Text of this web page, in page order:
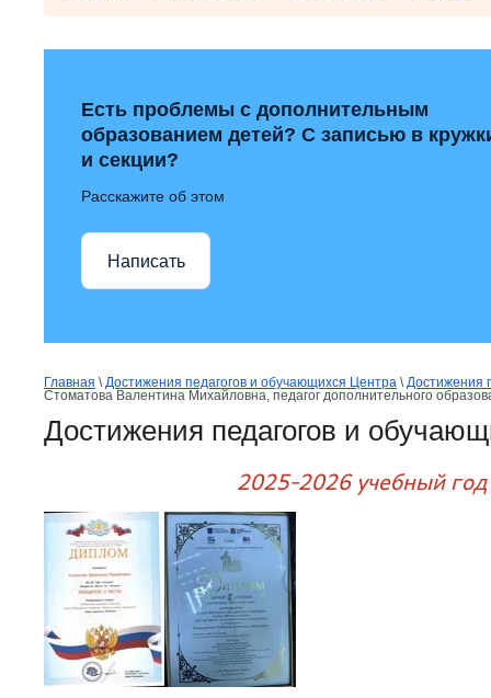
Есть проблемы с дополнительным
образованием детей? С записью в
и секции?
Расскажите об этом
Написать
Главная \ Достижения педагогов и обучающихся Центра \ Достижения
Стоматова Валентина Михайловна, педагог дополнительного
Достижения педагогов и
2025-2026 учебный год